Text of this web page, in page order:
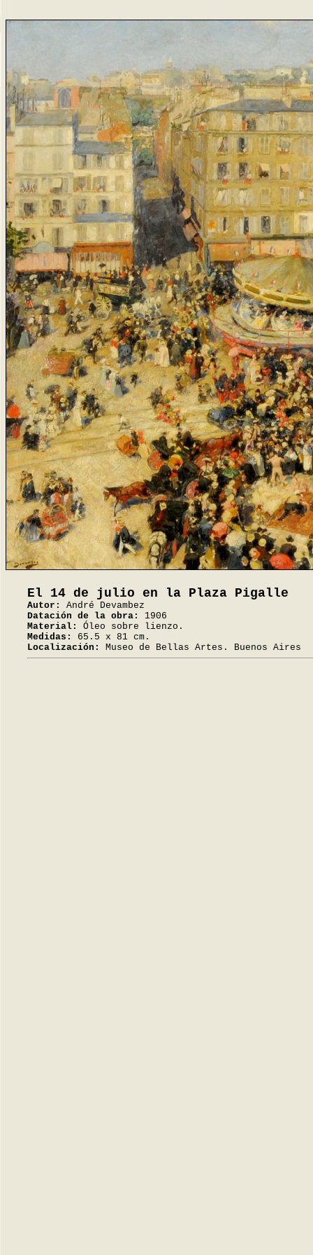
El 14 de julio en la Plaza Pigalle
Autor:
André Devambez
Datación de la obra:
1906
Material:
Óleo sobre lienzo.
Medidas:
65.5 x 81 cm.
Localización:
Museo de Bellas Artes. Buenos Aires